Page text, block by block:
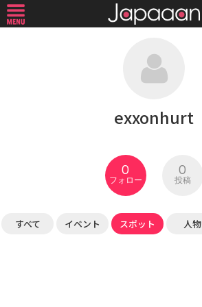
exxonhurt
0
フォロー
0
投稿
すべて イベント スポット 人物